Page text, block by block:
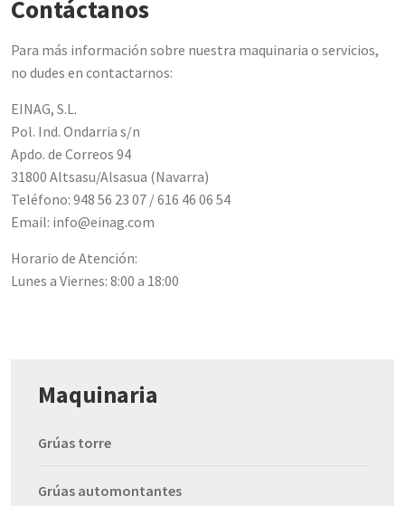
Maquinaria
Grúas torre
Grúas automontantes
Contáctanos
Para más información sobre nuestra maquinaria o servicios,
no dudes en contactarnos:
EINAG, S.L.
Pol. Ind. Ondarria s/n
Apdo. de Correos 94
31800 Altsasu/Alsasua (Navarra)
Teléfono: 948 56 23 07 / 616 46 06 54
Email: info@einag.com
Horario de Atención:
Lunes a Viernes: 8:00 a 18:00